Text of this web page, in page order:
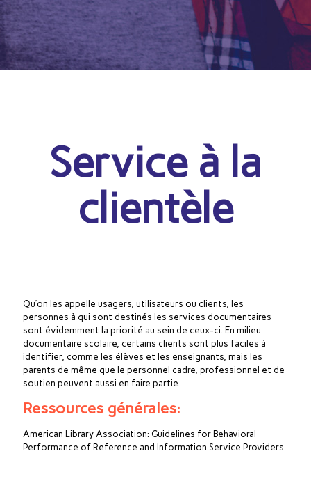
Service à la
clientèle
Qu’on les appelle usagers, utilisateurs ou clients, les
personnes à qui sont destinés les services documentaires
sont évidemment la priorité au sein de ceux-ci. En milieu
documentaire scolaire, certains clients sont plus faciles à
identifier, comme les élèves et les enseignants, mais les
parents de même que le personnel cadre, professionnel et de
soutien peuvent aussi en faire partie.
Ressources générales:
American Library Association: Guidelines for Behavioral
Performance of Reference and Information Service Providers